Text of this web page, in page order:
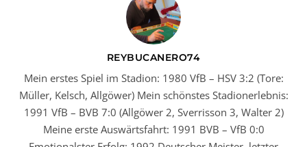
REYBUCANERO74
Mein erstes Spiel im Stadion: 1980 VfB – HSV 3:2 (Tore:
Müller, Kelsch, Allgöwer) Mein schönstes Stadionerlebnis:
1991 VfB – BVB 7:0 (Allgöwer 2, Sverrisson 3, Walter 2)
Meine erste Auswärtsfahrt: 1991 BVB – VfB 0:0